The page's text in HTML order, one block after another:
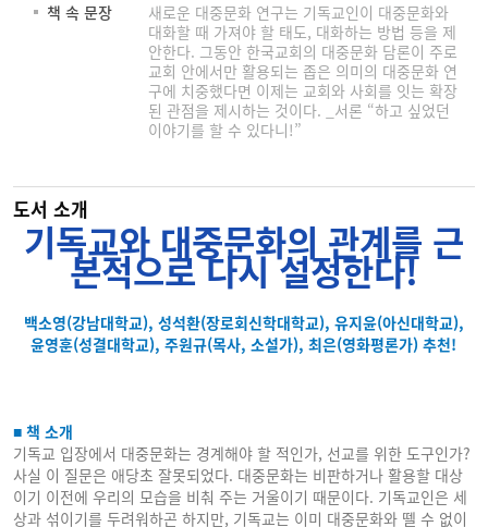
책 속 문장
새로운 대중문화 연구는 기독교인이 대중문화와
대화할 때 가져야 할 태도, 대화하는 방법 등을 제
안한다. 그동안 한국교회의 대중문화 담론이 주로
교회 안에서만 활용되는 좁은 의미의 대중문화 연
구에 치중했다면 이제는 교회와 사회를 잇는 확장
된 관점을 제시하는 것이다. _서론 “하고 싶었던
이야기를 할 수 있다니!”
도서 소개
기독교와 대중문화의 관계를 근
본적으로 다시 설정한다!
백소영(강남대학교), 성석환(장로회신학대학교), 유지윤(아신대학교),
윤영훈(성결대학교), 주원규(목사, 소설가), 최은(영화평론가) 추천!
■ 책 소개
기독교 입장에서 대중문화는 경계해야 할 적인가, 선교를 위한 도구인가?
사실 이 질문은 애당초 잘못되었다. 대중문화는 비판하거나 활용할 대상
이기 이전에 우리의 모습을 비춰 주는 거울이기 때문이다. 기독교인은 세
상과 섞이기를 두려워하곤 하지만, 기독교는 이미 대중문화와 뗄 수 없이